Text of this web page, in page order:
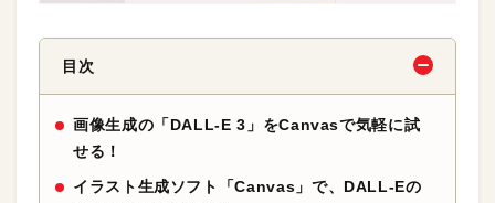
目次
画像生成の「DALL-E 3」をCanvasで気軽に試
せる！
イラスト生成ソフト「Canvas」で、DALL-Eの